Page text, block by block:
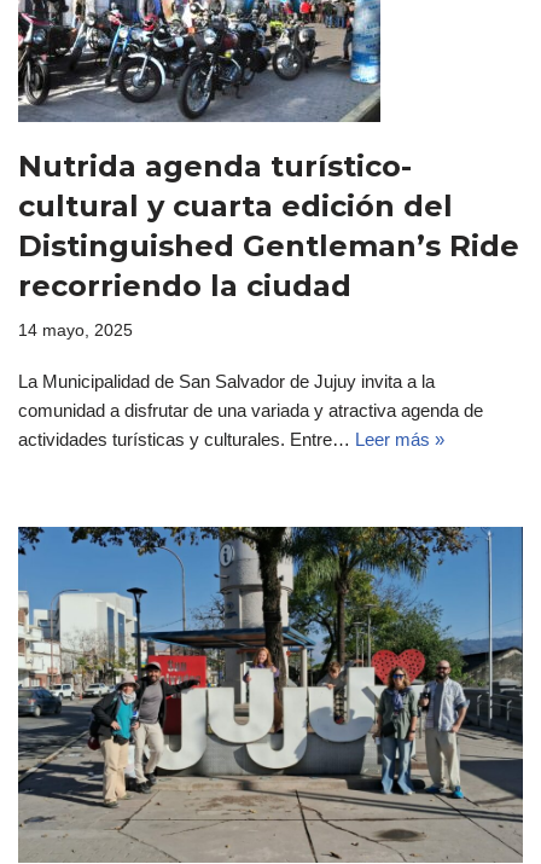
Nutrida agenda turístico-
cultural y cuarta edición del
Distinguished Gentleman’s Ride
recorriendo la ciudad
14 mayo, 2025
La Municipalidad de San Salvador de Jujuy invita a la
comunidad a disfrutar de una variada y atractiva agenda de
actividades turísticas y culturales. Entre… Leer más »